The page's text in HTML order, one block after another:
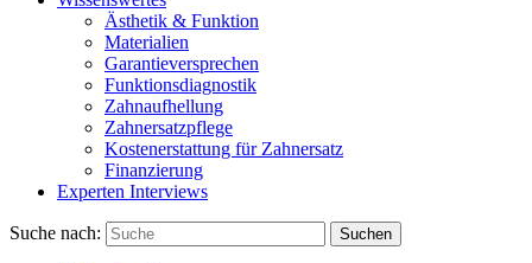
Ästhetik & Funktion
Materialien
Garantieversprechen
Funktionsdiagnostik
Zahnaufhellung
Zahnersatzpflege
Kostenerstattung für Zahnersatz
Finanzierung
Experten Interviews
Suche nach: Suchen